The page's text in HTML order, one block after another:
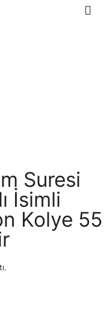
Suresi
İsimli
Kolye 55